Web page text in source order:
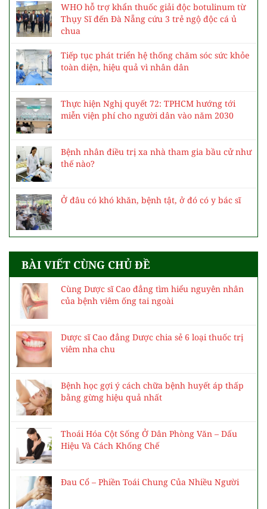
WHO hỗ trợ khẩn thuốc giải độc botulinum từ
Thụy Sĩ đến Đà Nẵng cứu 3 trẻ ngộ độc cá ủ
chua
Tiếp tục phát triển hệ thống chăm sóc sức khỏe
toàn diện, hiệu quả vì nhân dân
Thực hiện Nghị quyết 72: TPHCM hướng tới
miễn viện phí cho người dân vào năm 2030
Bệnh nhân điều trị xa nhà tham gia bầu cử như
thế nào?
Ở đâu có khó khăn, bệnh tật, ở đó có y bác sĩ
BÀI VIẾT CÙNG CHỦ ĐỀ
Cùng Dược sĩ Cao đẳng tìm hiểu nguyên nhân
của bệnh viêm ống tai ngoài
Dược sĩ Cao đẳng Dược chia sẻ 6 loại thuốc trị
viêm nha chu
Bệnh học gợi ý cách chữa bệnh huyết áp thấp
bằng gừng hiệu quả nhất
Thoái Hóa Cột Sống Ở Dân Phòng Văn – Dấu
Hiệu Và Cách Khống Chế
Đau Cổ – Phiền Toái Chung Của Nhiều Người